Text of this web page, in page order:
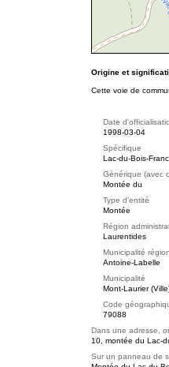
Origine et
Cette voie de
Date
1998-03-04
Spécifique
Lac-du-Bois-Franc
Générique (avec
Montée du
Type d'entité
Montée
Région
Laurentides
Municipalité
Antoine-Labelle
Municipalité
Mont-Laurier
Code
79088
Dans une adresse,
10, montée du Lac-
Sur un panneau de